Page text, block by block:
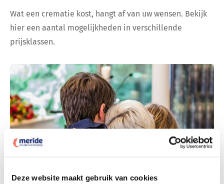
Deze website maakt gebruik van cookies
Wat een crematie kost, hangt af van uw wensen. Bekijk
hier een aantal mogelijkheden in verschillende
prijsklassen.
Dit kost een crematie
Bekijk tarieven voor crematie